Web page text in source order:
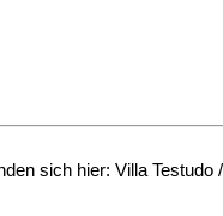
sich hier: Villa Testudo